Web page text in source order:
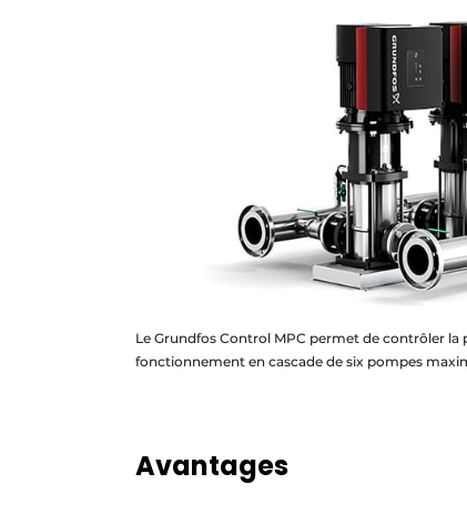
Le Grundfos Control MPC permet de contrôler la
fonctionnement en cascade de six pompes
Avantages